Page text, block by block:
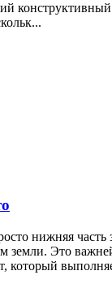
нижняя часть
земли. Это
который